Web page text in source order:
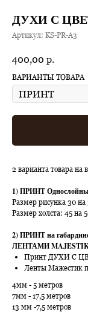
ДУХИ С
Артикул: KS-PR-A3
400,00 р.
ВАРИАНТЫ ТОВАРА
2 варианта товара на
1) ПРИНТ
Размер рисунка 30 на
Размер холста: 45 на
2) ПРИНТ на
ЛЕНТАМИ
Принт ДУХИ С
Ленты Мажестик
4мм - 5 метров
7мм - 17,5 метров
13 мм -7,5 метров